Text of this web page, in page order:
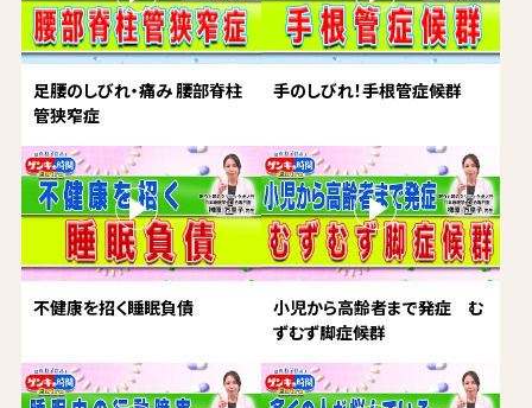
足腰のしびれ・痛み 腰部脊柱
管狭窄症
手のしびれ！手根管症候群
不健康を招く睡眠負債
小児から高齢者まで発症 む
ずむず脚症候群